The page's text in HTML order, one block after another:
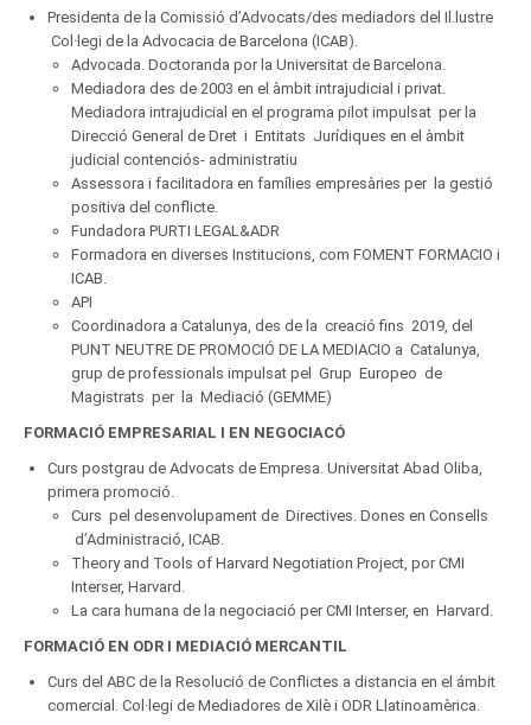
Presidenta de la Comissió d’Advocats/des mediadors del Il.lustre
Col·legi de la Advocacia de Barcelona (ICAB).
Advocada. Doctoranda por la Universitat de Barcelona.
Mediadora des de 2003 en el àmbit intrajudicial i privat.
Mediadora intrajudicial en el programa pilot impulsat per la
Direcció General de Dret i Entitats Jurídiques en el àmbit
judicial contenciós- administratiu
Assessora i facilitadora en famílies empresàries per la gestió
positiva del conflicte.
Fundadora PURTI LEGAL&ADR
Formadora en diverses Institucions, com FOMENT FORMACIO i
ICAB.
API
Coordinadora a Catalunya, des de la creació fins 2019, del
PUNT NEUTRE DE PROMOCIÓ DE LA MEDIACIO a Catalunya,
grup de professionals impulsat pel Grup Europeo de
Magistrats per la Mediació (GEMME)
FORMACIÓ EMPRESARIAL I EN NEGOCIACÓ
Curs postgrau de Advocats de Empresa. Universitat Abad Oliba,
primera promoció.
Curs pel desenvolupament de Directives. Dones en Consells
d’Administració, ICAB.
Theory and Tools of Harvard Negotiation Project, por CMI
Interser, Harvard.
La cara humana de la negociació per CMI Interser, en Harvard.
FORMACIÓ EN ODR I MEDIACIÓ MERCANTIL
Curs del ABC de la Resolució de Conflictes a distancia en el ámbit
comercial. Col·legi de Mediadores de Xilè i ODR Llatinoamèrica.